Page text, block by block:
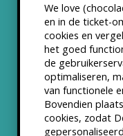
We love
en in de ticket-
cookies en
het goed
de
optimaliseren,
van functionele
Bovendien
cookies, zodat
Partners &
ANBI status
Nieuwsbrief